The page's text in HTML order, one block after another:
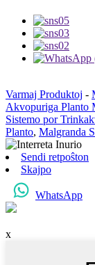
Varmaj Produktoj -
Akvopuriga Planto
Sistemo por
Planto, Malgranda
Sendi retpoŝton
Skajpo
WhatsApp
x